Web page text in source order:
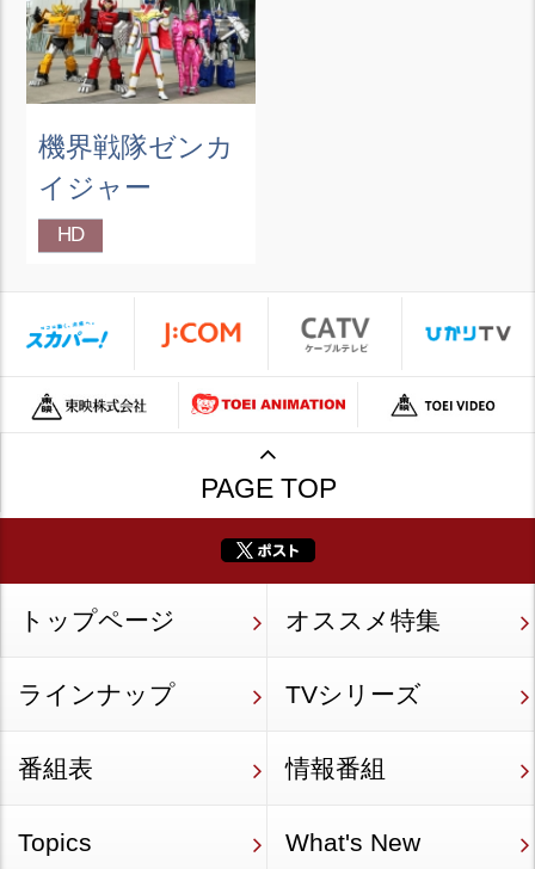
機界戦隊ゼンカ
イジャー
HD
PAGE TOP
トップページ オススメ特集
ラインナップ TVシリーズ
番組表 情報番組
Topics What's New